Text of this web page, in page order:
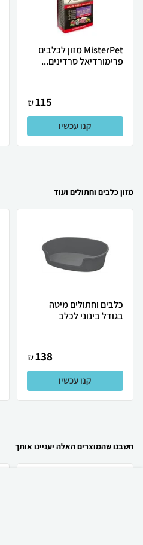
MisterPet מזון לכלבים
פרימורדיאל סרדינים...
115
₪
קנו עכשיו
מזון כלבים וחתולים ועוד
כלבים וחתולים מיטה
בגודל בינוני לכלב
138
₪
קנו עכשיו
חשבנו שהמוצרים האלה יעניינו אותך